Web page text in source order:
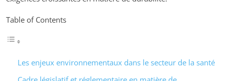
Table of Contents
Les enjeux environnementaux dans le secteur de la santé